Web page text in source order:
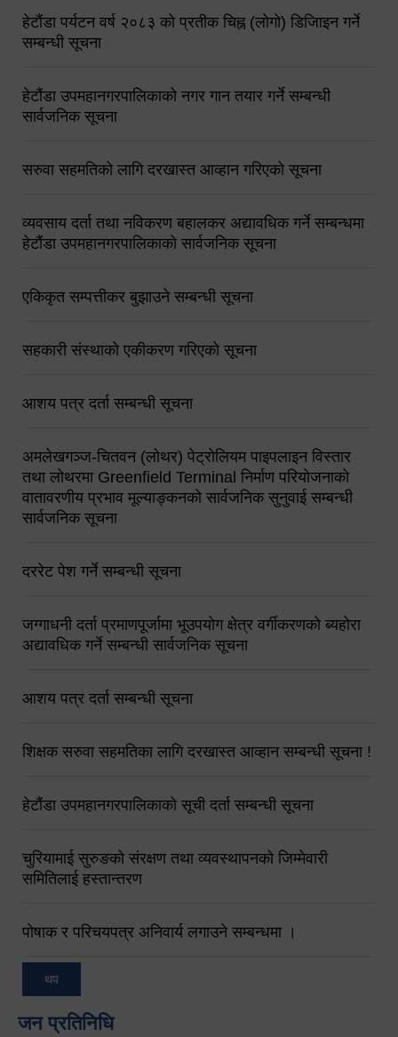
हेटौंडा पर्यटन वर्ष २०८३ को प्रतीक चिह्न (लोगो) डिजिाइन गर्ने
सम्बन्धी सूचना
हेटौंडा उपमहानगरपालिकाको नगर गान तयार गर्ने सम्बन्धी
सार्वजनिक सूचना
सरुवा सहमतिको लागि दरखास्त आव्हान गरिएको सूचना
व्यवसाय दर्ता तथा नविकरण बहालकर अद्यावधिक गर्ने सम्बन्धमा
हेटौंडा उपमहानगरपालिकाको सार्वजनिक सूचना
एकिकृत सम्पत्तीकर बुझाउने सम्बन्धी सूचना
सहकारी संस्थाको एकीकरण गरिएको सूचना
आशय पत्र दर्ता सम्बन्धी सूचना
अमलेखगञ्ज-चितवन (लोथर) पेट्रोलियम पाइपलाइन विस्तार
तथा लोथरमा Greenfield Terminal निर्माण परियोजनाको
वातावरणीय प्रभाव मूल्याङ्कनको सार्वजनिक सुनुवाई सम्बन्धी
सार्वजनिक सूचना
दररेट पेश गर्ने सम्बन्धी सूचना
जग्गाधनी दर्ता प्रमाणपूर्जामा भूउपयोग क्षेत्र वर्गीकरणको ब्यहोरा
अद्यावधिक गर्ने सम्बन्धी सार्वजनिक सूचना
आशय पत्र दर्ता सम्बन्धी सूचना
शिक्षक सरुवा सहमतिका लागि दरखास्त आव्हान सम्बन्धी सूचना !
हेटौंडा उपमहानगरपालिकाको सूची दर्ता सम्बन्धी सूचना
चुरियामाई सुरुङको संरक्षण तथा व्यवस्थापनको जिम्मेवारी
समितिलाई हस्तान्तरण
पोषाक र परिचयपत्र अनिवार्य लगाउने सम्बन्धमा ।
थप
जन प्रतिनिधि